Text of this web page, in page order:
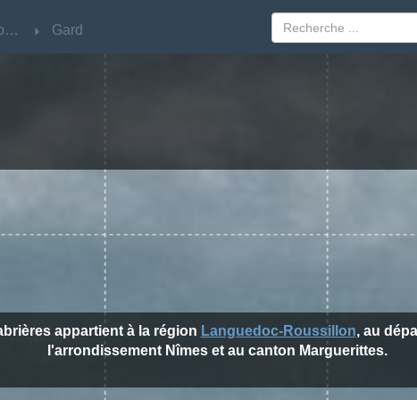
Languedoc-Roussillon Gard
appartient à la région Languedoc-Roussillon, au
l'arrondissement Nîmes et au canton Marguerittes.
Languedoc-Roussillon Gard